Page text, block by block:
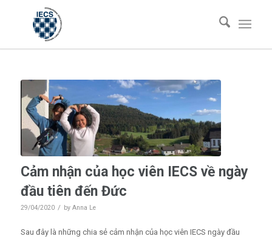
Cảm nhận của học viên IECS về ngày
đầu tiên đến Đức
29/04/2020 / by Anna Le
Sau đây là những chia sẻ cảm nhận của học viên IECS ngày đầu